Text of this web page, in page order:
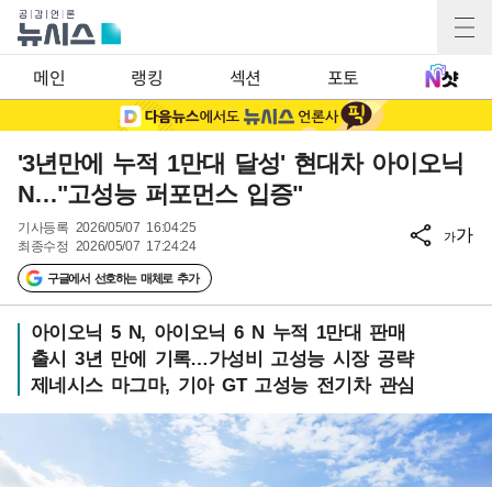
메인 랭킹 섹션 포토
'3년만에 누적 1만대 달성' 현대차 아이오닉
N…"고성능 퍼포먼스 입증"
기사등록 2026/05/07 16:04:25
최종수정 2026/05/07 17:24:24
구글에서 선호하는 매체로 추가
가가
아이오닉 5 N, 아이오닉 6 N 누적 1만대 판매
출시 3년 만에 기록…가성비 고성능 시장 공략
제네시스 마그마, 기아 GT 고성능 전기차 관심